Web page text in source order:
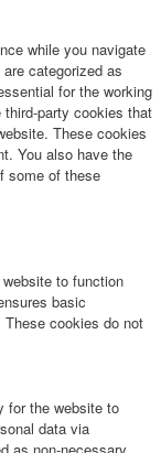
while you navigate
categorized as
for the working
party cookies that
These cookies
You also have the
some of these
to function
basic
cookies do not
for the website to
data via